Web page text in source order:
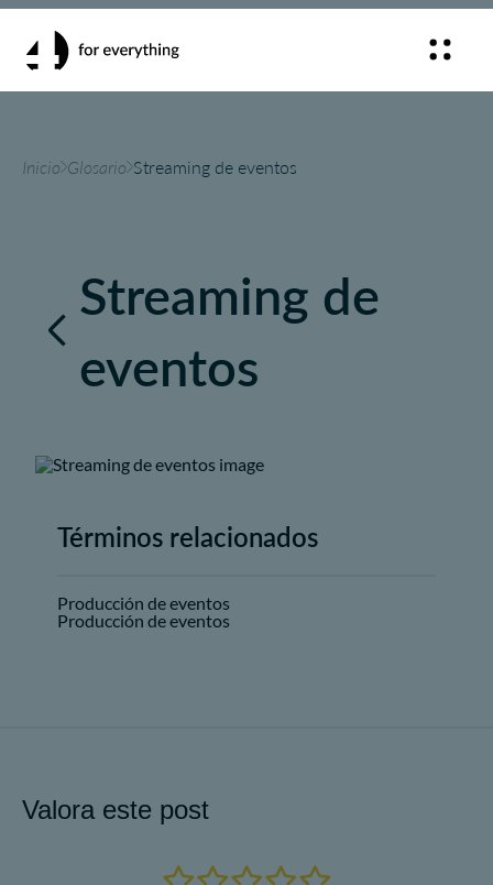
Inicio Glosario Streaming de eventos
Streaming de
eventos
Términos relacionados
Producción de eventos
Producción de eventos
Valora este post